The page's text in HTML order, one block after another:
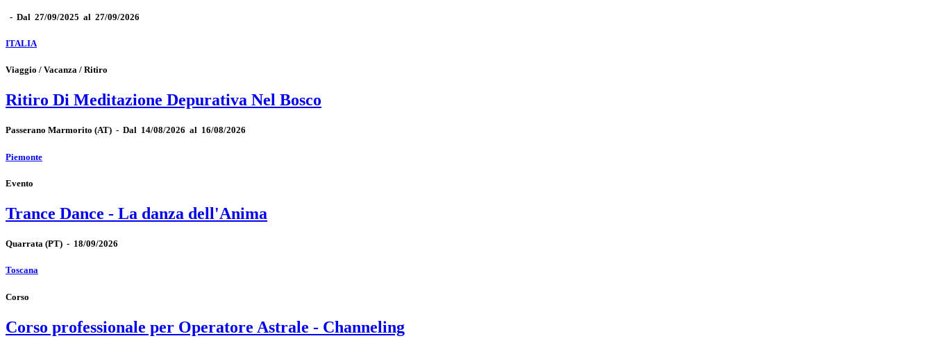
- Dal 27/09/2025 al 27/09/2026
ITALIA
Viaggio / Vacanza / Ritiro
Ritiro Di Meditazione Depurativa Nel Bosco
Passerano Marmorito (AT) - Dal 14/08/2026 al 16/08/2026
Piemonte
Evento
Trance Dance - La danza dell'Anima
Quarrata (PT) - 18/09/2026
Toscana
Corso
Corso professionale per Operatore Astrale - Channeling